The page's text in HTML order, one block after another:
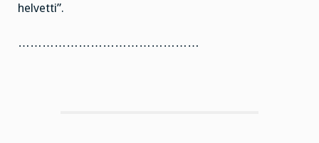
helvetti”.
………………………………………